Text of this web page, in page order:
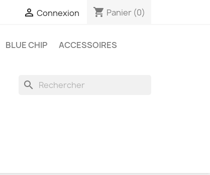
 Connexion shopping_cart Panier (0)
BLUE CHIP
ACCESSOIRES
search